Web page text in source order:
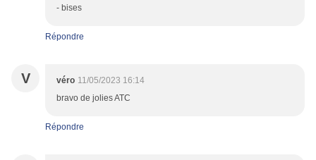
- bises
Répondre
V véro 11/05/2023 16:14
bravo de jolies ATC
Répondre